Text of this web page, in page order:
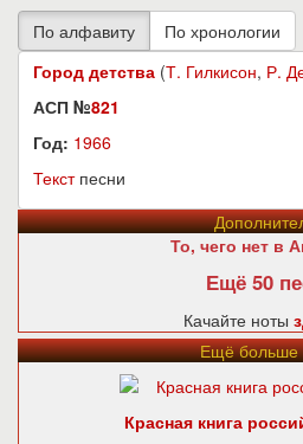
Город детства (Т. Гилкисон, Р.
АСП №821
Год: 1966
Текстпесни
То, чего нет в
Ещё 50
Качайте ноты
Ещё больше
Красная книга